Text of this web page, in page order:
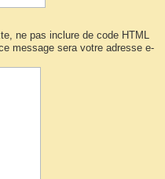
ne pas inclure de code HTML
message sera votre adresse e-